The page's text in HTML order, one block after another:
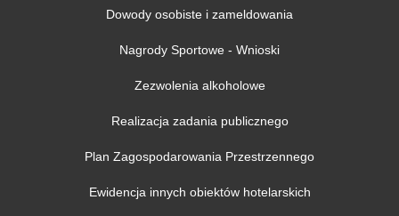
Dowody osobiste i zameldowania
Nagrody Sportowe - Wnioski
Zezwolenia alkoholowe
Realizacja zadania publicznego
Plan Zagospodarowania Przestrzennego
Ewidencja innych obiektów hotelarskich